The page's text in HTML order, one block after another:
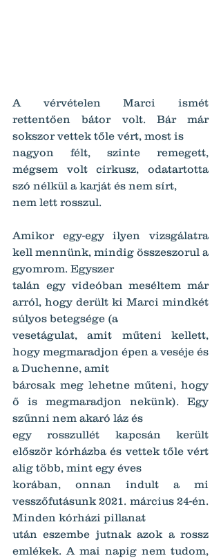
A vérvételen Marci ismét
rettentően bátor volt. Bár már
sokszor vettek tőle vért, most is
nagyon félt, szinte remegett,
mégsem volt cirkusz, odatartotta
szó nélkül a karját és nem sírt,
nem lett rosszul.
Amikor egy-egy ilyen vizsgálatra
kell mennünk, mindig összeszorul a
gyomrom. Egyszer
talán egy videóban meséltem már
arról, hogy derült ki Marci mindkét
súlyos betegsége (a
vesetágulat, amit műteni kellett,
hogy megmaradjon épen a veséje és
a Duchenne, amit
bárcsak meg lehetne műteni, hogy
ő is megmaradjon nekünk). Egy
szűnni nem akaró láz és
egy rosszullét kapcsán került
először kórházba és vettek tőle vért
alig több, mint egy éves
korában, onnan indult a mi
vesszőfutásunk 2021. március 24-én.
Minden kórházi pillanat
után eszembe jutnak azok a rossz
emlékek. A mai napig nem tudom,